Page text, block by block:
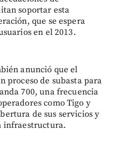
soportar esta
que se espera
en el 2013.
anunció que el
proceso de subasta para
700, una frecuencia
como Tigo y
de sus servicios y
infraestructura.